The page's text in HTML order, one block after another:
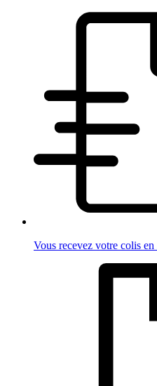
Vous recevez votre colis